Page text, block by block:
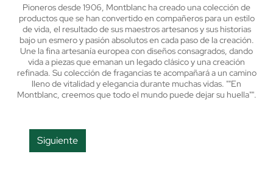
Pioneros desde 1906, Montblanc ha creado una colección de
productos que se han convertido en compañeros para un estilo
de vida, el resultado de sus maestros artesanos y sus historias
bajo un esmero y pasión absolutos en cada paso de la creación.
Une la fina artesanía europea con diseños consagrados, dando
vida a piezas que emanan un legado clásico y una creación
refinada. Su colección de fragancias te acompañará a un camino
lleno de vitalidad y elegancia durante muchas vidas. ""En
Montblanc, creemos que todo el mundo puede dejar su huella"".
Siguiente